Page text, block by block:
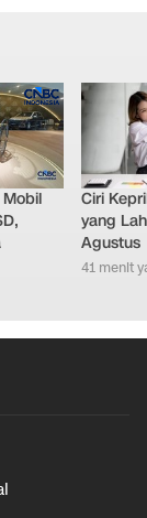
Ciri
yang
Agustus
41 menit